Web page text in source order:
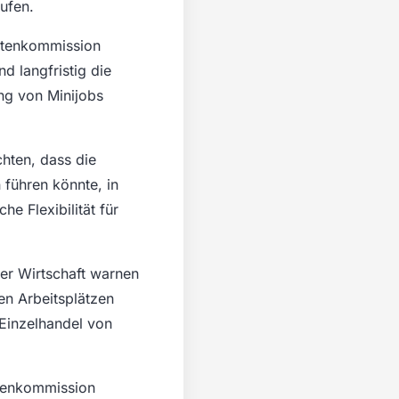
langfristig die
von Minijobs
dass die
führen könnte, in
Flexibilität für
Wirtschaft warnen
Arbeitsplätzen
von